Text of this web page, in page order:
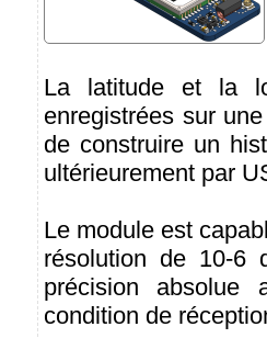
La latitude et la
enregistrées sur
de construire un
ultérieurement par
Le module est
résolution de 10-6
précision absolue
condition de